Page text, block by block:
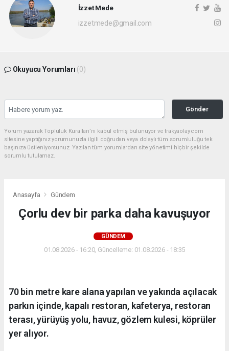
İzzet Mede
izzetmede@gmail.com
Okuyucu Yorumları (0)
Gönder
Yorum yazarak Topluluk Kuralları’nı kabul etmiş bulunuyor ve trakyaolay.com
sitesine yaptığınız yorumunuzla ilgili doğrudan veya dolaylı tüm sorumluluğu tek
başınıza üstleniyorsunuz. Yazılan tüm yorumlardan site yönetimi hiçbir şekilde
sorumlu tutulamaz.
Anasayfa Gündem
Çorlu dev bir parka daha kavuşuyor
GÜNDEM
01.08.2026 - 16:20, Güncelleme: 01.08.2026 - 18:35
70 bin metre kare alana yapılan ve yakında açılacak
parkın içinde, kapalı restoran, kafeterya, restoran
terası, yürüyüş yolu, havuz, gözlem kulesi, köprüler
yer alıyor.